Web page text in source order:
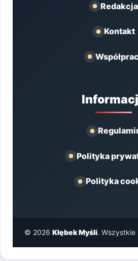
Redakcja
Kontakt
Polityka
Polityka
© 2026 Kłębek Myśli. Wszystkie